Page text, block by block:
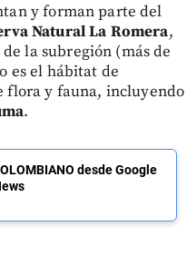
y forman parte del
Natural La Romera,
la subregión (más de
es el hábitat de
flora y fauna, incluyendo
.
desde Google